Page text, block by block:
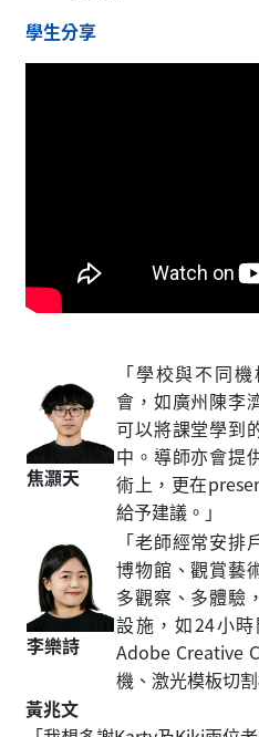
學生分享
焦灝天
「學校與不同
會，如廣州陳李
可以將課堂學到
中。導師亦會提
術上，更在
給予建議。」
李樂詩
「老師經常安
博物館、觀賞藝
多觀察、多體驗
設施，如24小
Adobe Creative
機、激光模板切
黃兆文